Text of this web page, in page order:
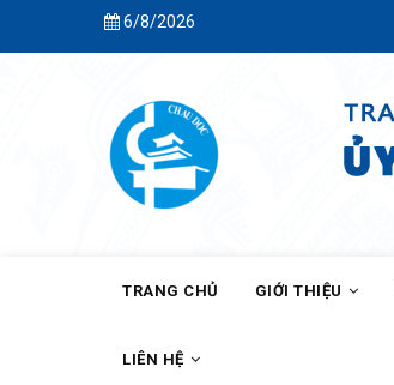
6/8/2026
NAVIGATION
TRANG CHỦ GIỚI THIỆU
LIÊN HỆ